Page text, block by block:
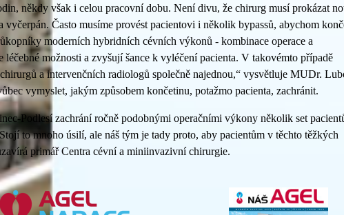
někdy však i celou pracovní dobu. Není divu, že chirurg musí prokázat
Často musíme provést pacientovi i několik bypassů, abychom
moderních hybridních cévních výkonů - kombinace operace a
možnosti a zvyšují šance k vyléčení pacienta. V takovémto případě
a intervenčních radiologů společně najednou,“ vysvětluje MUDr.
vymyslet, jakým způsobem končetinu, potažmo pacienta, zachránit.
Podlesí zachrání ročně podobnými operačními výkony několik set
to mnoho úsilí, ale náš tým je tady proto, aby pacientům v těchto těžkých
primář Centra cévní a miniinvazivní chirurgie.